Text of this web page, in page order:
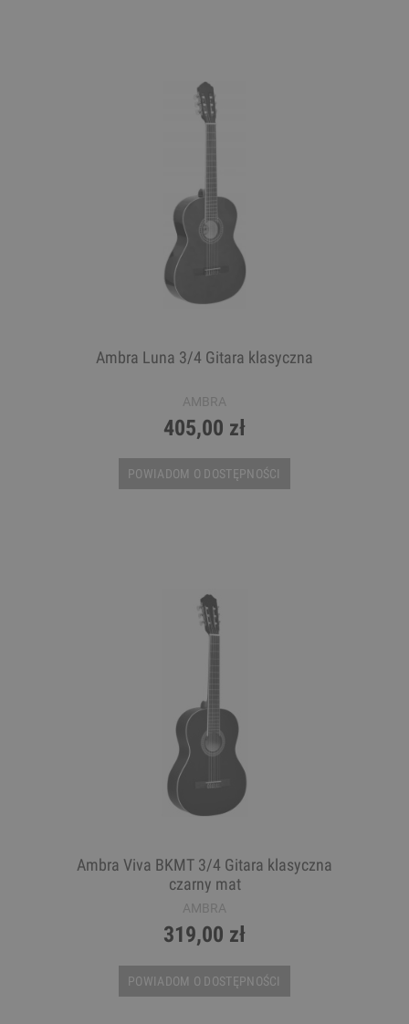
Ambra Luna 3/4 Gitara klasyczna
AMBRA
405,00 zł
POWIADOM O DOSTĘPNOŚCI
Ambra Viva BKMT 3/4 Gitara klasyczna
czarny mat
AMBRA
319,00 zł
POWIADOM O DOSTĘPNOŚCI